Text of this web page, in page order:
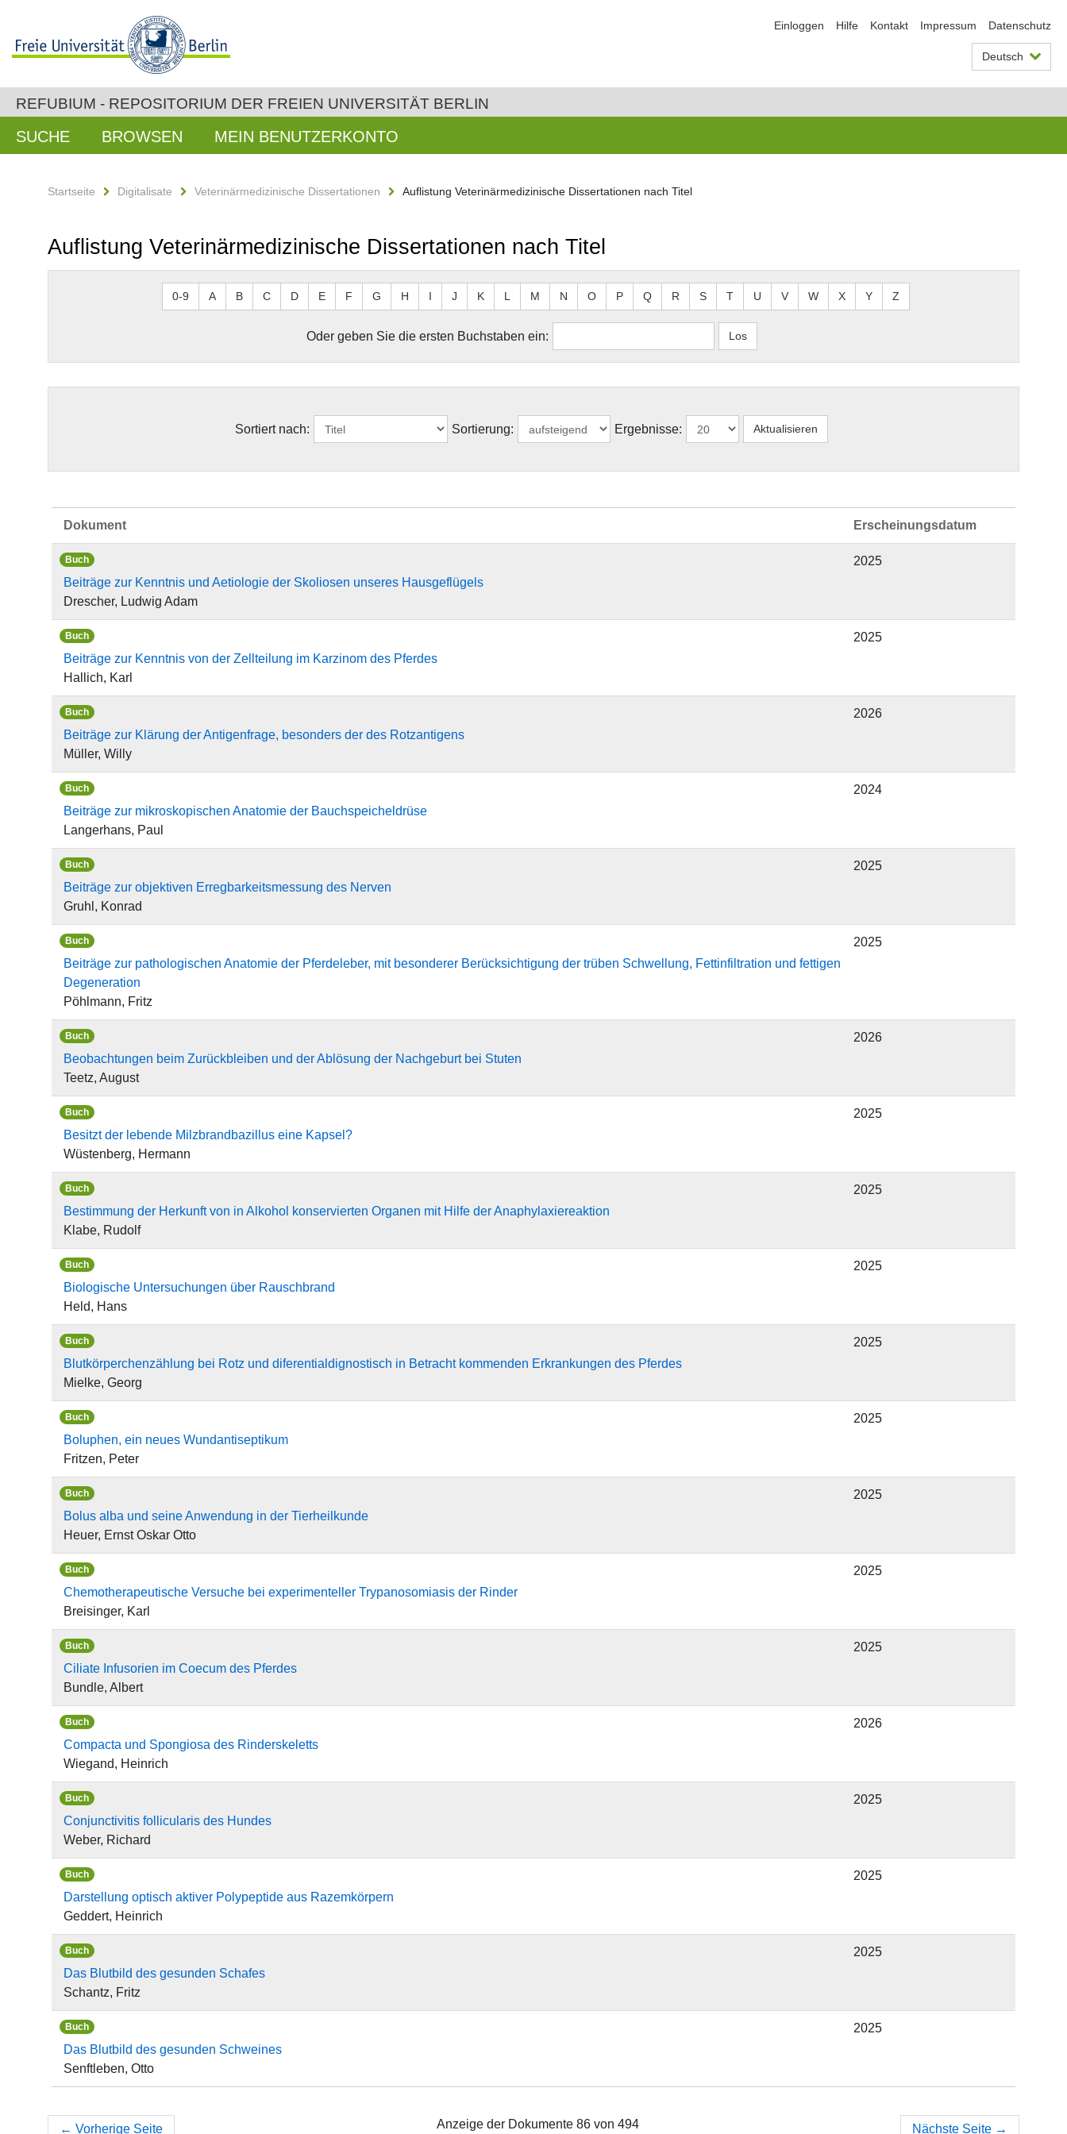
Einloggen Hilfe Kontakt Impressum Datenschutz
Deutsch
REFUBIUM - REPOSITORIUM DER FREIEN UNIVERSITÄT BERLIN
SUCHE BROWSEN MEIN BENUTZERKONTO
Startseite Digitalisate Veterinärmedizinische Dissertationen Auflistung Veterinärmedizinische Dissertationen nach Titel
Auflistung Veterinärmedizinische Dissertationen nach Titel
0-9 A B C D E F G H I J K L M N O P Q R S T U V W X Y Z
Oder geben Sie die ersten Buchstaben ein:
Sortiert nach: Sortierung: Ergebnisse:
Dokument Erscheinungsdatum
Buch
Beiträge zur Kenntnis und Aetiologie der Skoliosen unseres Hausgeflügels
Drescher, Ludwig Adam
2025
Buch
Beiträge zur Kenntnis von der Zellteilung im Karzinom des Pferdes
Hallich, Karl
2025
Buch
Beiträge zur Klärung der Antigenfrage, besonders der des Rotzantigens
Müller, Willy
2026
Buch
Beiträge zur mikroskopischen Anatomie der Bauchspeicheldrüse
Langerhans, Paul
2024
Buch
Beiträge zur objektiven Erregbarkeitsmessung des Nerven
Gruhl, Konrad
2025
Buch
Beiträge zur pathologischen Anatomie der Pferdeleber, mit besonderer Berücksichtigung der trüben Schwellung, Fettinfiltration und fettigen
Degeneration
Pöhlmann, Fritz
2025
Buch
Beobachtungen beim Zurückbleiben und der Ablösung der Nachgeburt bei Stuten
Teetz, August
2026
Buch
Besitzt der lebende Milzbrandbazillus eine Kapsel?
Wüstenberg, Hermann
2025
Buch
Bestimmung der Herkunft von in Alkohol konservierten Organen mit Hilfe der Anaphylaxiereaktion
Klabe, Rudolf
2025
Buch
Biologische Untersuchungen über Rauschbrand
Held, Hans
2025
Buch
Blutkörperchenzählung bei Rotz und diferentialdignostisch in Betracht kommenden Erkrankungen des Pferdes
Mielke, Georg
2025
Buch
Boluphen, ein neues Wundantiseptikum
Fritzen, Peter
2025
Buch
Bolus alba und seine Anwendung in der Tierheilkunde
Heuer, Ernst Oskar Otto
2025
Buch
Chemotherapeutische Versuche bei experimenteller Trypanosomiasis der Rinder
Breisinger, Karl
2025
Buch
Ciliate Infusorien im Coecum des Pferdes
Bundle, Albert
2025
Buch
Compacta und Spongiosa des Rinderskeletts
Wiegand, Heinrich
2026
Buch
Conjunctivitis follicularis des Hundes
Weber, Richard
2025
Buch
Darstellung optisch aktiver Polypeptide aus Razemkörpern
Geddert, Heinrich
2025
Buch
Das Blutbild des gesunden Schafes
Schantz, Fritz
2025
Buch
Das Blutbild des gesunden Schweines
Senftleben, Otto
2025
← Vorherige Seite Anzeige der Dokumente 86 von 494 Nächste Seite →